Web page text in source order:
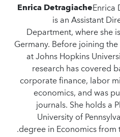
Enrica Detragiache
is an Assistant
Department, where she
Germany. Before joining
at Johns Hopkins
research has covered
corporate finance, labor
economics, and was
journals. She holds a
University of
degree in Economics from